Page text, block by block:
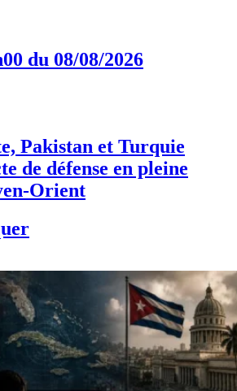
du 08/08/2026
Pakistan et Turquie
de défense en pleine
Orient